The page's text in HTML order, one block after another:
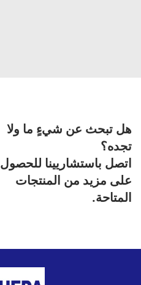
هل تبحث عن شيءٍ ما ولا
تجده؟
اتصل باستشاريينا للحصول
على مزيد من المنتجات
المتاحة.